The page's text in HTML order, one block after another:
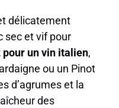
délicatement
sec et vif pour
pour un vin italien,
ou un Pinot
d’agrumes et la
des